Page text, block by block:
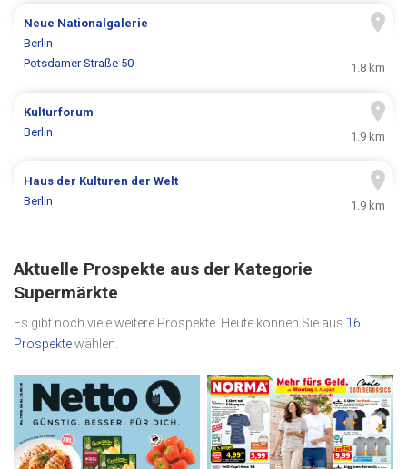
Neue Nationalgalerie
Berlin
Potsdamer Straße 50
1.8 km
Kulturforum
Berlin
1.9 km
Haus der Kulturen der Welt
Berlin
1.9 km
Aktuelle Prospekte aus der Kategorie
Supermärkte
Es gibt noch viele weitere Prospekte. Heute können Sie aus 16
Prospektewählen.